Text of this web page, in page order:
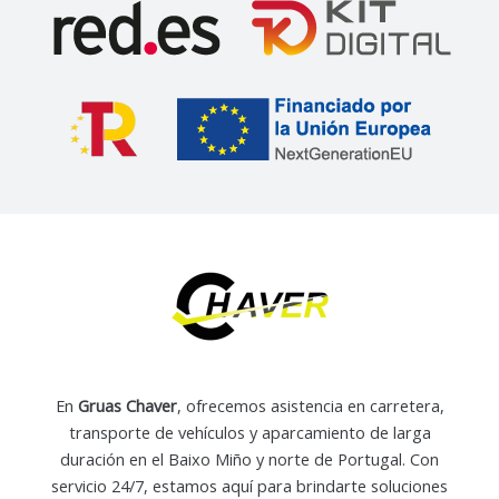
En Gruas Chaver, ofrecemos asistencia en carretera,
transporte de vehículos y aparcamiento de larga
duración en el Baixo Miño y norte de Portugal. Con
servicio 24/7, estamos aquí para brindarte soluciones